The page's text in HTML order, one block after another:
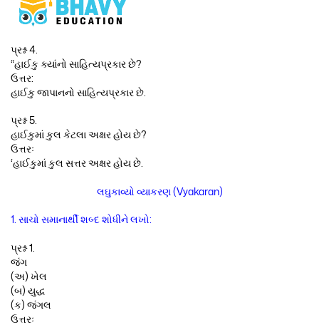
પ્રશ્ન 4.
“હાઈકુ ક્યાંનો સાહિત્યપ્રકાર છે?
ઉત્તર:
હાઈકુ જાપાનનો સાહિત્યપ્રકાર છે.
પ્રશ્ન 5.
હાઈકુમાં કુલ કેટલા અક્ષર હોય છે?
ઉત્તરઃ
‘હાઈકુમાં કુલ સત્તર અક્ષર હોય છે.
લઘુકાવ્યો વ્યાકરણ (Vyakaran)
1. સાચો સમાનાર્થી શબ્દ શોધીને લખો:
પ્રશ્ન 1.
જંગ
(અ) ખેલ
(બ) યુદ્ધ
(ક) જંગલ
ઉત્તરઃ